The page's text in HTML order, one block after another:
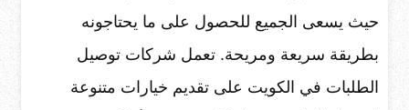
حيث يسعى الجميع للحصول على ما يحتاجونه
بطريقة سريعة ومريحة. تعمل شركات توصيل
الطلبات في الكويت على تقديم خيارات متنوعة